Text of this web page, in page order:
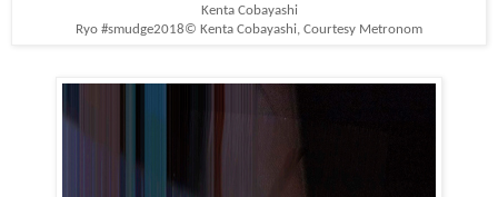
Kenta Cobayashi
Ryo #smudge2018© Kenta Cobayashi, Courtesy Metronom